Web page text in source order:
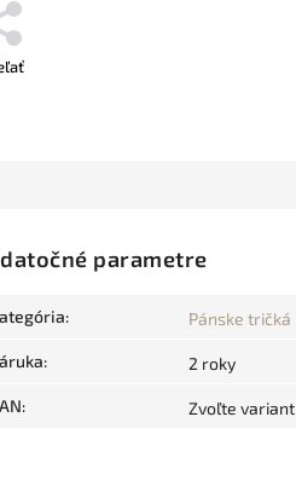
parametre
: Pánske tričká
: 2 roky
: Zvoľte variant